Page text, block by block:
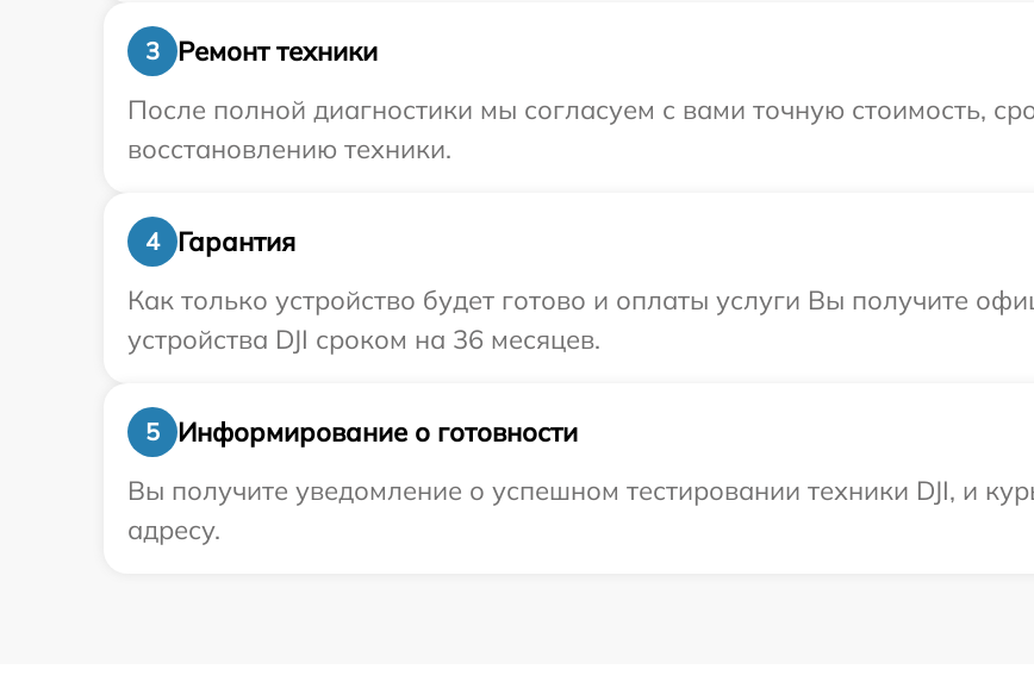
3
Ремонт техники
После полной диагностики мы согласуем с вами точную стоимость,
восстановлению техники.
4
Гарантия
Как только устройство будет готово и оплаты услуги Вы получите
устройства DJI сроком на 36 месяцев.
5
Информирование о готовности
Вы получите уведомление о успешном тестировании техники DJI, и
адресу.